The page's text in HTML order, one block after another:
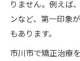
りません。例えば
ンなど、第一印象
もあります。
市川市で矯正治療